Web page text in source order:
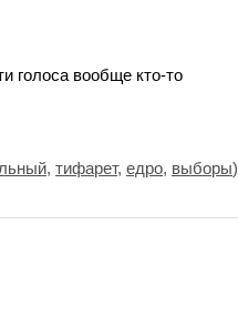
голоса вообще кто-то
, тифарет, едро, выборы)